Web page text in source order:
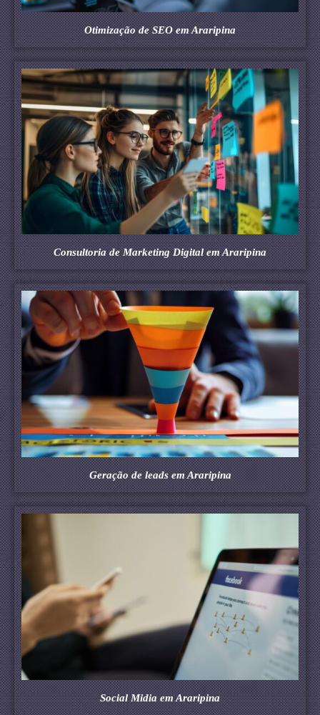
Otimização de SEO em Araripina
Consultoria de Marketing Digital em Araripina
Geração de leads em Araripina
Social Midia em Araripina